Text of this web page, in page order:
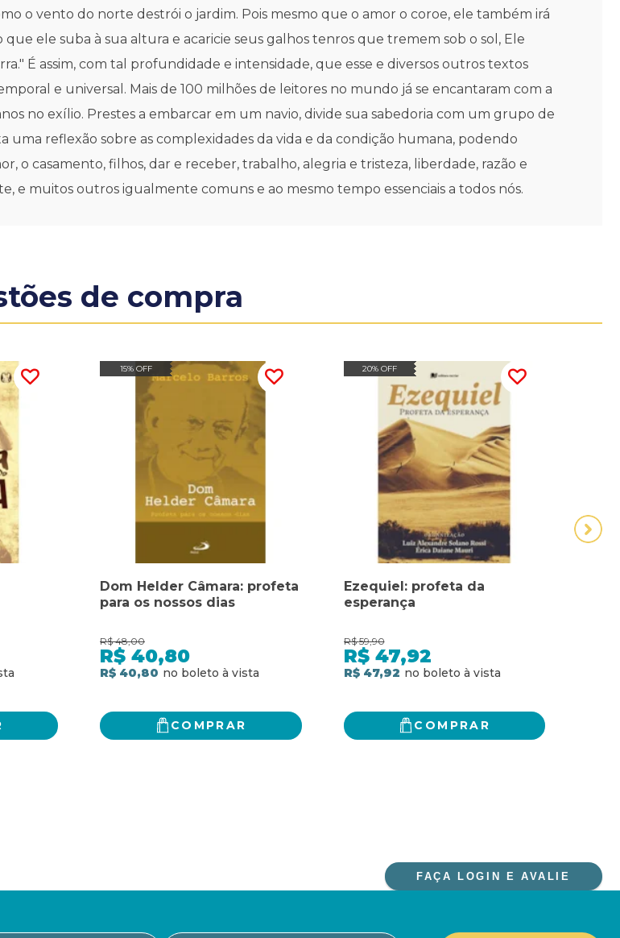
o vento do norte destrói o jardim. Pois mesmo que o amor o coroe, ele também irá
ele suba à sua altura e acaricie seus galhos tenros que tremem sob o sol, Ele
É assim, com tal profundidade e intensidade, que esse e diversos outros textos
e universal. Mais de 100 milhões de leitores no mundo já se encantaram com a
no exílio. Prestes a embarcar em um navio, divide sua sabedoria com um grupo de
uma reflexão sobre as complexidades da vida e da condição humana, podendo
o casamento, filhos, dar e receber, trabalho, alegria e tristeza, liberdade, razão e
e muitos outros igualmente comuns e ao mesmo tempo essenciais a todos nós.
de compra
15% OFF
Dom Helder Câmara: profeta
para os nossos dias
R$ 48,00
R$ 40,80
R$ 40,80
COMPRAR
20% OFF
Ezequiel: profeta da
esperança
R$ 59,90
R$ 47,92
R$ 47,92
COMPRAR
FAÇA LOGIN E AVALIE